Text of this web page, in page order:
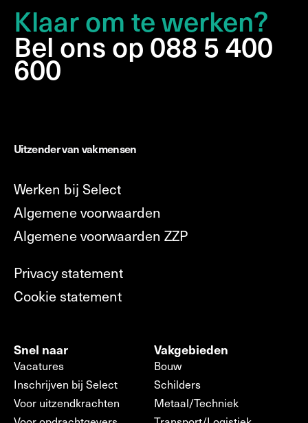
Klaar om te werken?
Bel ons op 088 5 400
600
Uitzender van vakmensen
Werken bij Select
Algemene voorwaarden
Algemene voorwaarden ZZP
Privacy statement
Cookie statement
Snel naar
Vacatures
Inschrijven bij Select
Voor uitzendkrachten
Vakgebieden
Bouw
Schilders
Metaal/Techniek